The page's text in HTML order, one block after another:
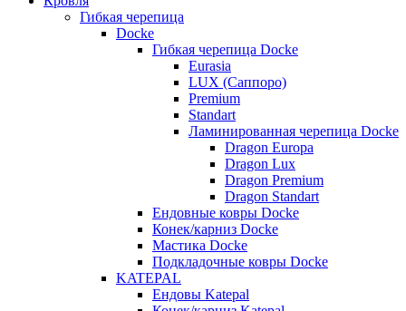
Гибкая черепица
Docke
Гибкая черепица Docke
Eurasia
LUX (Саппоро)
Premium
Standart
Ламинированная черепица Docke
Dragon Europa
Dragon Lux
Dragon Premium
Dragon Standart
Ендовные ковры Docke
Конек/карниз Docke
Мастика Docke
Подкладочные ковры Docke
KATEPAL
Ендовы Katepal